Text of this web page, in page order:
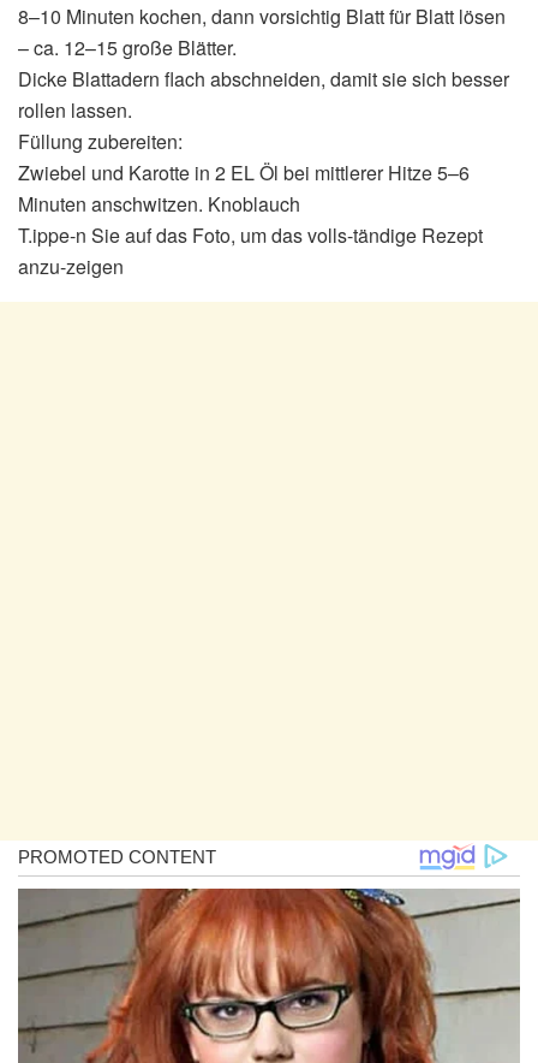
8–10 Minuten kochen, dann vorsichtig Blatt für Blatt lösen
– ca. 12–15 große Blätter.
Dicke Blattadern flach abschneiden, damit sie sich besser
rollen lassen.
Füllung zubereiten:
Zwiebel und Karotte in 2 EL Öl bei mittlerer Hitze 5–6
Minuten anschwitzen. Knoblauch
T.ippe-n Sie auf das Foto, um das volls-tändige Rezept
anzu-zeigen